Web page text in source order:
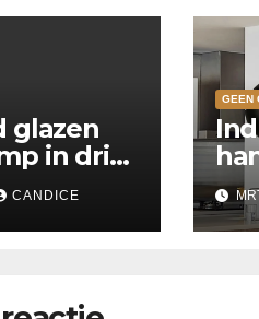
glazen
in drie
CANDICE
GEEN